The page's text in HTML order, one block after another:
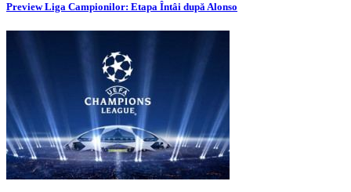
Preview Liga Campionilor: Etapa Întâi după Alonso